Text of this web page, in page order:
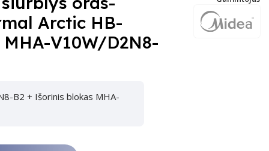
Arctic HB-
V10W/D2N8-
B2 + Išorinis blokas MHA-